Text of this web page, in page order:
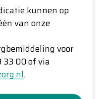
kunnen op
van onze
voor
00 of via
.